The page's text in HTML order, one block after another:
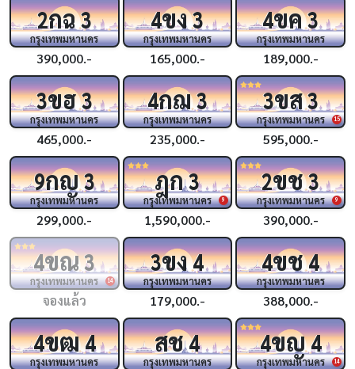
2กฉ3
กรุงเทพมหานคร
390,000.-
4ขง3
กรุงเทพมหานคร
165,000.-
4ขค3
กรุงเทพมหานคร
189,000.-
3ขฮ3
กรุงเทพมหานคร
465,000.-
4กฌ3
กรุงเทพมหานคร
235,000.-
15
3ขส3
กรุงเทพมหานคร
595,000.-
9กญ3
กรุงเทพมหานคร
299,000.-
9
ฎก3
กรุงเทพมหานคร
1,590,000.-
9
2ขช3
กรุงเทพมหานคร
390,000.-
14
4ขณ3
กรุงเทพมหานคร
จองแล้ว
3ขง4
กรุงเทพมหานคร
179,000.-
4ขช4
กรุงเทพมหานคร
388,000.-
4ขฒ4
กรุงเทพมหานคร
สช4
กรุงเทพมหานคร 14
4ขญ4
กรุงเทพมหานคร